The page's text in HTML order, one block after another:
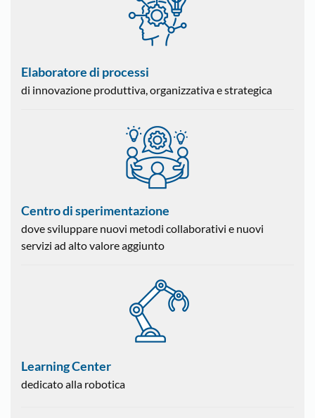
Elaboratore di processi
di innovazione produttiva, organizzativa e strategica
Centro di sperimentazione
dove sviluppare nuovi metodi collaborativi e nuovi
servizi ad alto valore aggiunto
Learning Center
dedicato alla robotica